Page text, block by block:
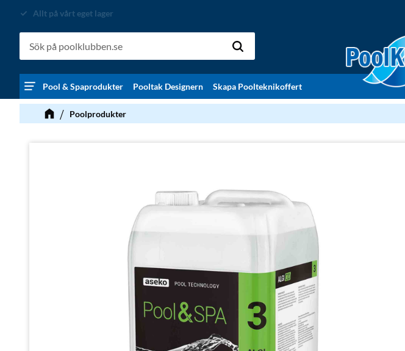
Allt på vårt eget lager
Pool & Spaprodukter Pooltak Designern Skapa Poolteknikoffert
Poolprodukter